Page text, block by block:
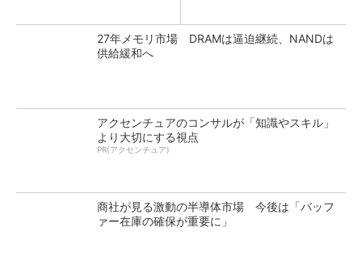
27年メモリ市場 DRAMは逼迫継続、NANDは
供給緩和へ
アクセンチュアのコンサルが「知識やスキル」
より大切にする視点
PR(アクセンチュア)
商社が見る激動の半導体市場 今後は「バッフ
ァー在庫の確保が重要に」